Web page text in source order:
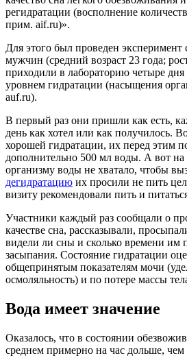
регидратации (восполнение
прим. aif.ru)».
Для этого был проведен эксперимент
мужчин (средний возраст 23 года;
приходили в лабораторию четыре
уровнем гидратации (насыщения
auf.ru).
В первый раз они пришли как есть,
день как хотел или как получилось.
хорошей гидратации, их перед этим
дополнительно 500 мл воды. А вот на
организму воды не хватало, чтобы
дегидратацию их просили не пить
визиту рекомендовали пить и
Участники каждый раз сообщали о
качестве сна, рассказывали,
видели ли сны и сколько времени им
засыпания. Состояние гидратации
общепринятым показателям мочи
осмоляльность) и по потере массы
Вода имеет значение
Оказалось, что в состоянии
среднем примерно на час дольше,